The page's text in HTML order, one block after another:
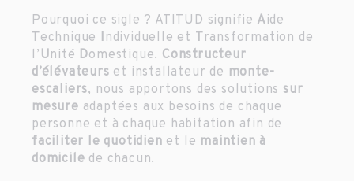
Pourquoi ce sigle ? ATITUD signifie Aide
T echnique I ndividuelle et T ransformation de
l’ Unité Domestique. Constructeur
d’élévateurs et installateur de monte-
escaliers, nous apportons des solutions sur
mesure adaptées aux besoins de chaque
personne et à chaque habitation afin de
faciliter le quotidien et le maintien à
domicile de chacun.